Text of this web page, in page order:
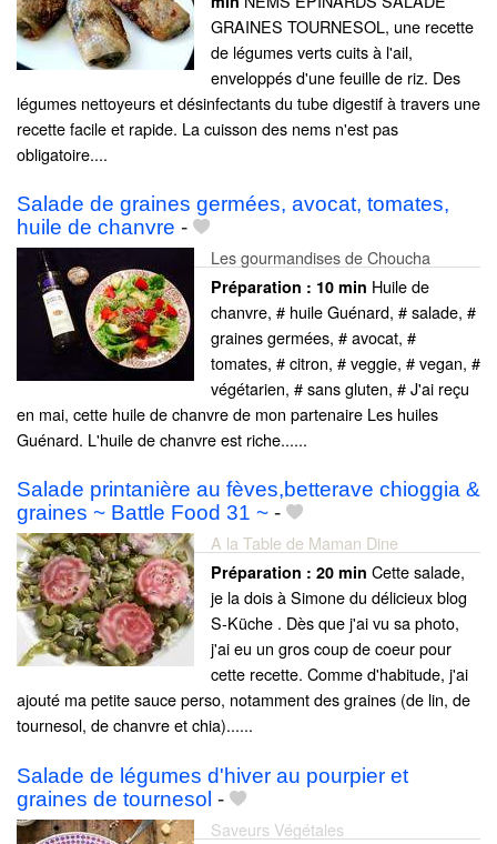
GRAINES TOURNESOL, une recette
de légumes verts cuits à l'ail,
enveloppés d'une feuille de riz. Des
légumes nettoyeurs et désinfectants du tube digestif à travers une
recette facile et rapide. La cuisson des nems n'est pas
obligatoire....
Salade de graines germées, avocat, tomates,
huile de chanvre -
Les gourmandises de Choucha
Préparation : 10 min Huile de
chanvre, # huile Guénard, # salade, #
graines germées, # avocat, #
tomates, # citron, # veggie, # vegan, #
végétarien, # sans gluten, # J'ai reçu
en mai, cette huile de chanvre de mon partenaire Les huiles
Guénard. L'huile de chanvre est riche......
Salade printanière au fèves,betterave chioggia &
graines ~ Battle Food 31 ~ -
A la Table de Maman Dine
Préparation : 20 min Cette salade,
je la dois à Simone du délicieux blog
S-Küche . Dès que j'ai vu sa photo,
j'ai eu un gros coup de coeur pour
cette recette. Comme d'habitude, j'ai
ajouté ma petite sauce perso, notamment des graines (de lin, de
tournesol, de chanvre et chia)......
Salade de légumes d'hiver au pourpier et
graines de tournesol -
Saveurs Végétales